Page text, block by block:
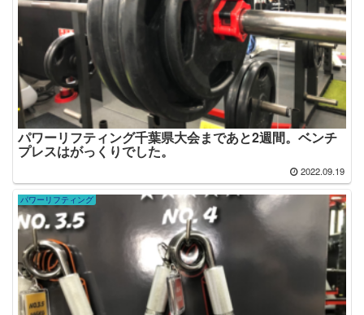
パワーリフティング千葉県大会まであと2週間。ベンチ
プレスはがっくりでした。
2022.09.19
パワーリフティング